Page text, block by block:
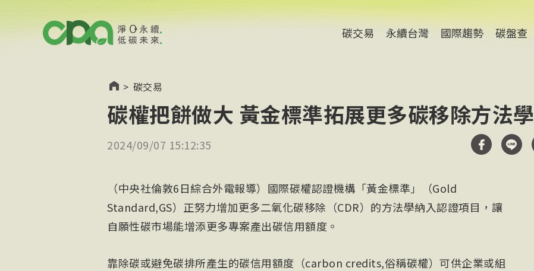
碳交易 永續台灣 國際趨勢 碳盤查
> 碳交易
碳權把餅做大 黃金標準拓展更多碳移除方法學
2024/09/07 15:12:35
（中央社倫敦6日綜合外電報導）國際碳權認證機構「黃金標準」（Gold
Standard,GS）正努力增加更多二氧化碳移除（CDR）的方法學納入認證項目，讓
自願性碳市場能增添更多專案產出碳信用額度。
靠除碳或避免碳排所產生的碳信用額度（carbon credits,俗稱碳權）可供企業或組